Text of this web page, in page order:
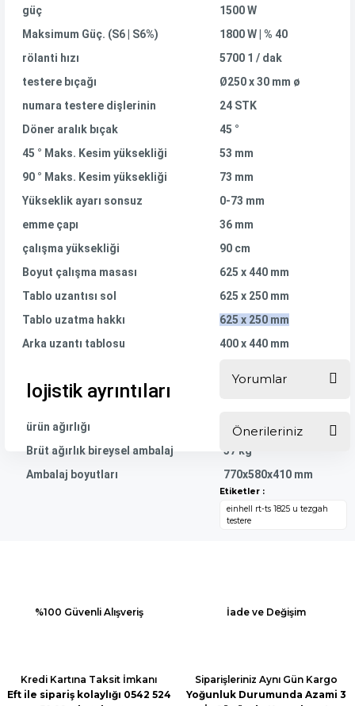
güç
1500 W
Maksimum Güç. (S6 | S6%)
1800 W | % 40
rölanti hızı
5700 1 / dak
testere bıçağı
Ø250 x 30 mm ø
numara testere dişlerinin
24 STK
Döner aralık bıçak
45 °
45 ° Maks. Kesim yüksekliği
53 mm
90 ° Maks. Kesim yüksekliği
73 mm
Yükseklik ayarı sonsuz
0-73 mm
emme çapı
36 mm
çalışma yüksekliği
90 cm
Boyut çalışma masası
625 x 440 mm
Tablo uzantısı sol
625 x 250 mm
Tablo uzatma hakkı
625 x 250 mm
Arka uzantı tablosu
400 x 440 mm
lojistik ayrıntıları
ürün ağırlığı
33.4 kg
Brüt ağırlık bireysel ambalaj
37 kg
Ambalaj boyutları
770x580x410 mm
Yorumlar
Bu ürüne ilk
yorumu siz yapın!
Önerileriniz
bilgisi, resim, ürün
açıklamalarında
ve diğer
konularda yetersiz
iletebilirsiniz.
Ürün resmi
Etiketler :
einhell rt-ts 1825 u tezgah
testere
%100 Güvenli Alışveriş İade ve Değişim
Kredi Kartına Taksit İmkanı
Eft ile sipariş kolaylığı 0542 524
Siparişleriniz Aynı Gün Kargo
Yoğunluk Durumunda Azami 3